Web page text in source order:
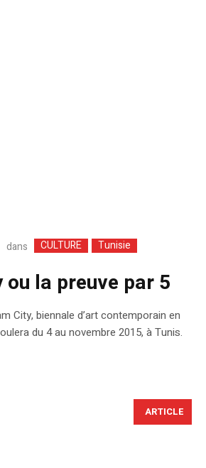
dans CULTURE Tunisie
ou la preuve par 5
City, biennale d’art contemporain en
du 4 au novembre 2015, à Tunis.
ARTICLE